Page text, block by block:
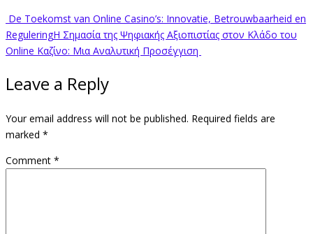
De Toekomst van Online Casino’s: Innovatie, Betrouwbaarheid en
ReguleringΗ Σημασία της Ψηφιακής Αξιοπιστίας στον Κλάδο του
Online Καζίνο: Μια Αναλυτική Προσέγγιση
Leave a Reply
Your email address will not be published. Required fields are
marked *
Comment *